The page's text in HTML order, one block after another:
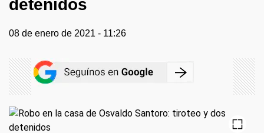
detenidos
08 de enero de 2021 - 11:26